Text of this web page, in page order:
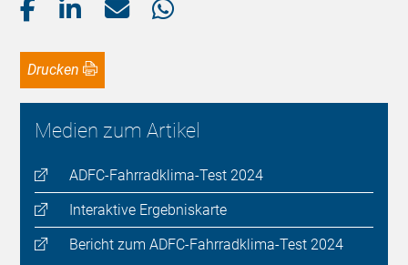
Drucken
Medien zum Artikel
ADFC-Fahrradklima-Test 2024
Interaktive Ergebniskarte
Bericht zum ADFC-Fahrradklima-Test 2024